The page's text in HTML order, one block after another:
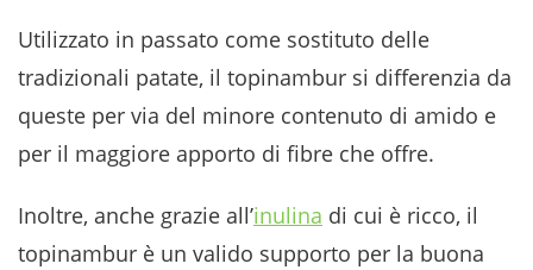
Utilizzato in passato come sostituto delle
tradizionali patate, il topinambur si differenzia da
queste per via del minore contenuto di amido e
per il maggiore apporto di fibre che offre.
Inoltre, anche grazie all’inulina di cui è ricco, il
topinambur è un valido supporto per la buona